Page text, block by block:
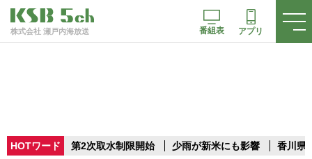
株式会社 瀬戸内海放送 番組表 アプリ
HOTワード 第2次取水制限開始 少雨が新米にも影響 香川県